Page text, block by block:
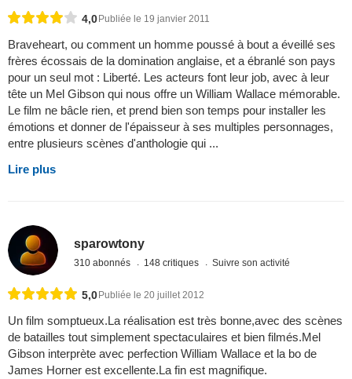
4,0 Publiée le 19 janvier 2011
Braveheart, ou comment un homme poussé à bout a éveillé ses
frères écossais de la domination anglaise, et a ébranlé son pays
pour un seul mot : Liberté. Les acteurs font leur job, avec à leur
tête un Mel Gibson qui nous offre un William Wallace mémorable.
Le film ne bâcle rien, et prend bien son temps pour installer les
émotions et donner de l'épaisseur à ses multiples personnages,
entre plusieurs scènes d'anthologie qui ...
Lire plus
sparowtony
310 abonnés 148 critiques Suivre son activité
5,0 Publiée le 20 juillet 2012
Un film somptueux.La réalisation est très bonne,avec des scènes
de batailles tout simplement spectaculaires et bien filmés.Mel
Gibson interprète avec perfection William Wallace et la bo de
James Horner est excellente.La fin est magnifique.